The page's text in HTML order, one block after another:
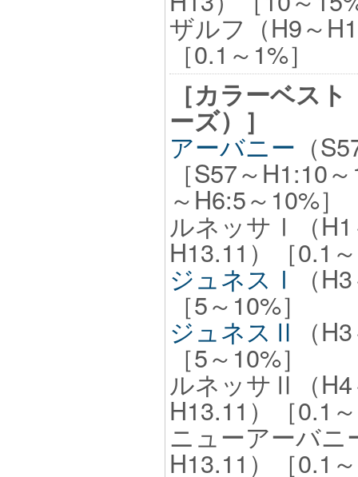
ザルフ（H9～
［0.1～1%］
［カラーベス
ーズ）］
アーバニー （
［S57～H1:10
～H6:5～10%］
ルネッサⅠ（H1
H13.11）［0.1
ジュネスⅠ （
［5～10%］
ジュネスⅡ （
［5～10%］
ルネッサⅡ（H4
H13.11）［0.1
ニューアーバニ
H13.11）［0.1